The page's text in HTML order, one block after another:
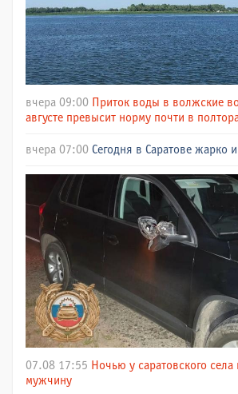
вчера 09:00 Приток воды в волжские
августе превысит норму почти в
вчера 07:00 Сегодня в Саратове жарко
07.08 17:55 Ночью у саратовского
мужчину